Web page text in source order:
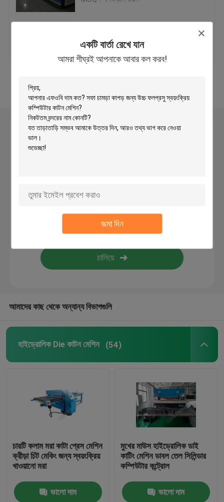
একটি বার্তা রেখে যান
আমরা শীঘ্রই আপনাকে আবার কল করব!
জমা দিন
রোল স্লিপিং মেশিন
তারেক স্ট্রিপ কর্তনকারী মেশিন
ফ্যাব্রিক রোল কাটন মেশিন
স্বয়ংক্রিয় স্প্রেডিং মেশিন
কম্পিউটার কাটন মেশিন
শিখা ল্যামিনেট মেশিন
গ্লোভ মেকিং মেশিন
ভালো দাম আমাদের সাথে যোগাযোগ
করুন
একটি বার্তা রেখে যান
আমাদের কাছ থেকে অন্যান্য বিভাগগুলি
হাইড্রোলিক Die কাটন মেশিন (54)
চারটি কলাম মরা কাটা প্রেস মেশিন
ক্রীড়া চিট মেকিং জন্য স্বয়ংক্রিয়
খাওয়ানো মরা
ভালো দাম
মুখের মাউস হাইড্রোলিক ডাই
কাটিং মেশিন ডাবল তেল সিলিন্ডার
কম্পিউটার কন্ট্রোল
ভালো দাম